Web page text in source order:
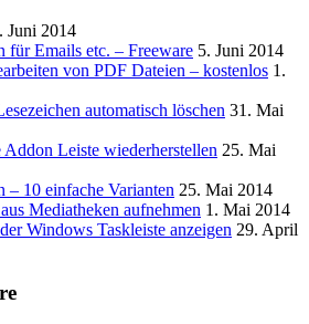
Juni 2014
für Emails etc. – Freeware 5. Juni 2014
von PDF Dateien – kostenlos 1.
automatisch löschen 31. Mai
Leiste wiederherstellen 25. Mai
10 einfache Varianten 25. Mai 2014
Mediatheken aufnehmen 1. Mai 2014
Windows Taskleiste anzeigen 29. April